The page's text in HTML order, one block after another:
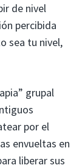
de nivel
percibida
sea tu nivel,
grupal
por el
envueltas en
liberar sus